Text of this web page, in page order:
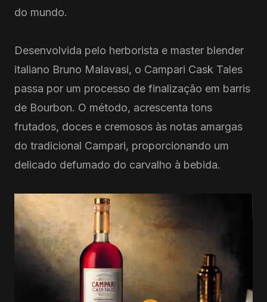
do mundo.
Desenvolvida pelo herborista e master blender
italiano Bruno Malavasi, o Campari Cask Tales
passa por um processo de finalização em barris
de Bourbon. O método, acrescenta tons
frutados, doces e cremosos às notas amargas
do tradicional Campari, proporcionando um
delicado defumado do carvalho à bebida.